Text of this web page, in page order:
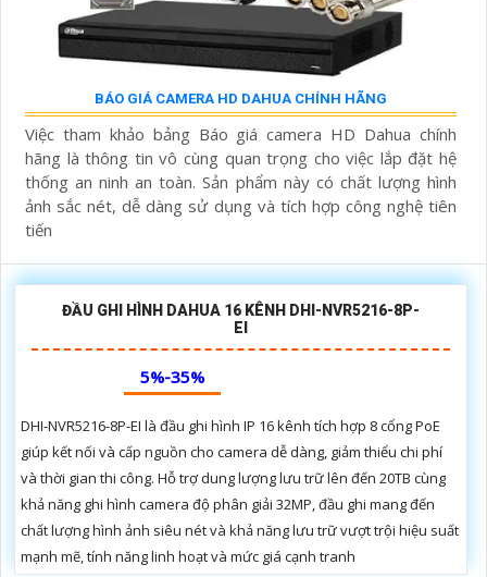
BÁO GIÁ CAMERA HD DAHUA CHÍNH HÃNG
Việc tham khảo bảng Báo giá camera HD Dahua chính
hãng là thông tin vô cùng quan trọng cho việc lắp đặt hệ
thống an ninh an toàn. Sản phẩm này có chất lượng hình
ảnh sắc nét, dễ dàng sử dụng và tích hợp công nghệ tiên
tiến
ĐẦU GHI HÌNH DAHUA 16 KÊNH DHI-NVR5216-8P-
EI
5%-35%
DHI-NVR5216-8P-EI là đầu ghi hình IP 16 kênh tích hợp 8 cổng PoE
giúp kết nối và cấp nguồn cho camera dễ dàng, giảm thiểu chi phí
và thời gian thi công. Hỗ trợ dung lượng lưu trữ lên đến 20TB cùng
khả năng ghi hình camera độ phân giải 32MP, đầu ghi mang đến
chất lượng hình ảnh siêu nét và khả năng lưu trữ vượt trội hiệu suất
mạnh mẽ, tính năng linh hoạt và mức giá cạnh tranh